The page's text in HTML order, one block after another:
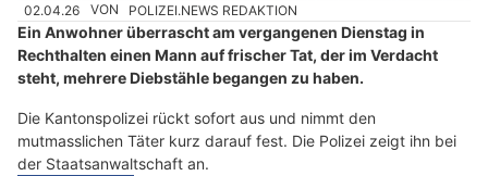
02.04.26 VON POLIZEI.NEWS REDAKTION
Ein Anwohner überrascht am vergangenen Dienstag in
Rechthalten einen Mann auf frischer Tat, der im Verdacht
steht, mehrere Diebstähle begangen zu haben.
Die Kantonspolizei rückt sofort aus und nimmt den
mutmasslichen Täter kurz darauf fest. Die Polizei zeigt ihn bei
der Staatsanwaltschaft an.